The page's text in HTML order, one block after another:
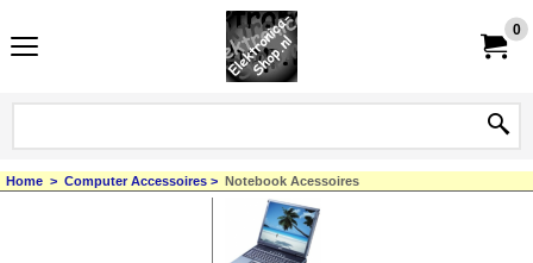
0
Home > Computer Accessoires > Notebook Acessoires